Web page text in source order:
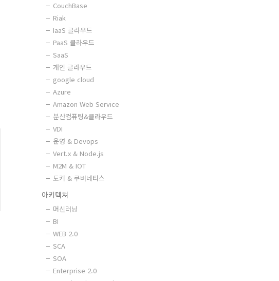
CouchBase
Riak
IaaS 클라우드
PaaS 클라우드
SaaS
개인 클라우드
google cloud
Azure
Amazon Web Service
분산컴퓨팅&클라우드
VDI
운영 & Devops
Vert.x & Node.js
M2M & IOT
도커 & 쿠버네티스
아키텍쳐
머신러닝
BI
WEB 2.0
SCA
SOA
Enterprise 2.0